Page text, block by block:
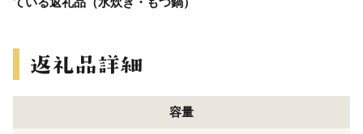
容量